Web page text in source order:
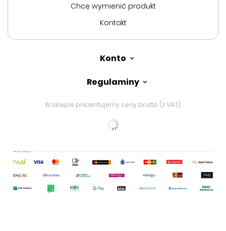
Chcę wymienić produkt
Kontakt
Konto
Regulaminy
W sklepie prezentujemy ceny brutto (z VAT).